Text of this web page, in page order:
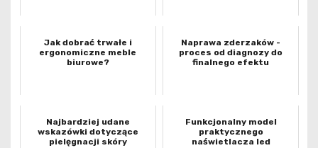
Jak dobrać trwałe i
ergonomiczne meble
biurowe?
Naprawa zderzaków -
proces od diagnozy do
finalnego efektu
Najbardziej udane
wskazówki dotyczące
pielęgnacji skóry
Funkcjonalny model
praktycznego
naświetlacza led